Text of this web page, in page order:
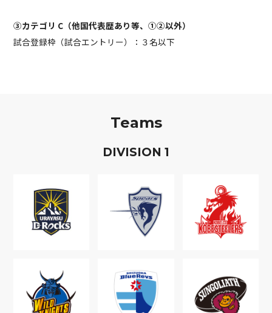
③カテゴリ C（他国代表歴あり等、①②以外）
試合登録枠（試合エントリー）：３名以下
Teams
DIVISION 1